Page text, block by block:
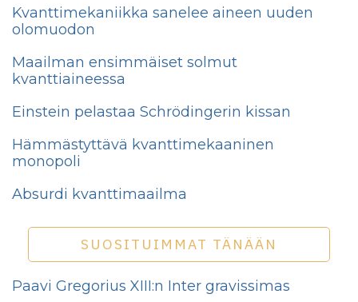
Kvanttimekaniikka sanelee aineen uuden
olomuodon
Maailman ensimmäiset solmut
kvanttiaineessa
Einstein pelastaa Schrödingerin kissan
Hämmästyttävä kvanttimekaaninen
monopoli
Absurdi kvanttimaailma
SUOSITUIMMAT TÄNÄÄN
Paavi Gregorius XIII:n Inter gravissimas